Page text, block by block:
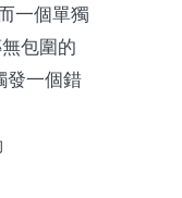
一個單獨
包圍的
發一個錯